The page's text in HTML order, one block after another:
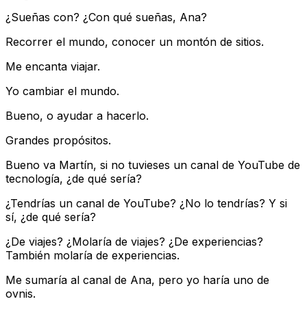
¿Sueñas con? ¿Con qué sueñas, Ana?
Recorrer el mundo, conocer un montón de sitios.
Me encanta viajar.
Yo cambiar el mundo.
Bueno, o ayudar a hacerlo.
Grandes propósitos.
Bueno va Martín, si no tuvieses un canal de YouTube de
tecnología, ¿de qué sería?
¿Tendrías un canal de YouTube? ¿No lo tendrías? Y si
sí, ¿de qué sería?
¿De viajes? ¿Molaría de viajes? ¿De experiencias?
También molaría de experiencias.
Me sumaría al canal de Ana, pero yo haría uno de
ovnis.